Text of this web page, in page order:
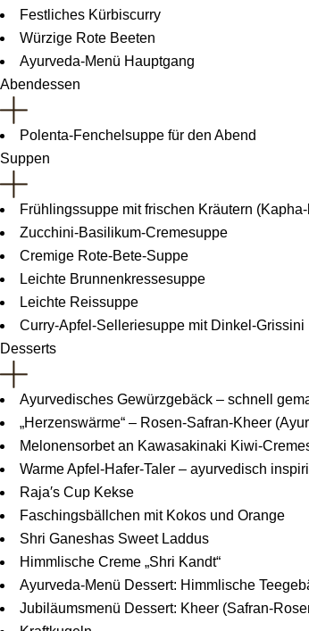
Festliches Kürbiscurry
Würzige Rote Beeten
Ayurveda-Menü Hauptgang
Abendessen
Polenta-Fenchelsuppe für den Abend
Suppen
Frühlingssuppe mit frischen Kräutern
Zucchini-Basilikum-Cremesuppe
Cremige Rote-Bete-Suppe
Leichte Brunnenkressesuppe
Leichte Reissuppe
Curry-Apfel-Selleriesuppe mit Dinkel-Grissini
Desserts
Ayurvedisches Gewürzgebäck – schnell
„Herzenswärme“ – Rosen-Safran-Kheer
Melonensorbet an Kawasakinaki Kiwi-
Warme Apfel-Hafer-Taler – ayurvedisch
Raja′s Cup Kekse
Faschingsbällchen mit Kokos und Orange
Shri Ganeshas Sweet Laddus
Himmlische Creme „Shri Kandt“
Ayurveda-Menü Dessert: Himmlische
Jubiläumsmenü Dessert: Kheer (Safran-